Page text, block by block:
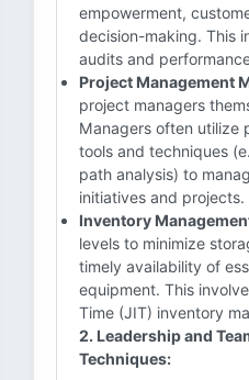
empowerment,
decision-making. This
audits and
Project Management
project managers
Managers often utilize
tools and techniques
path analysis) to
initiatives and projects.
Inventory
levels to minimize
timely availability of
equipment. This
Time (JIT) inventory
2. Leadership and
Techniques: